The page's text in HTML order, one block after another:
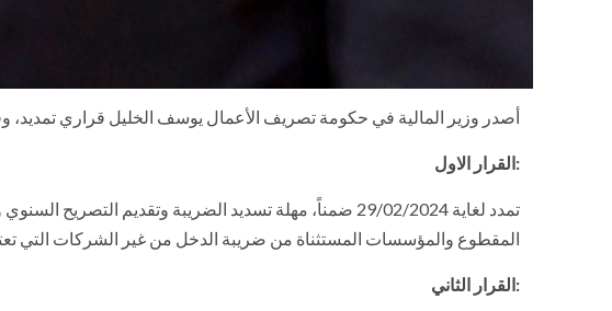
أصدر وزير المالية في حكومة تصريف الأعمال يوسف الخليل قراري تمديد،
:القرار الاول
المقطوع والمؤسسات المستثناة من ضريبة الدخل من غير الشركات التي
:القرار الثاني